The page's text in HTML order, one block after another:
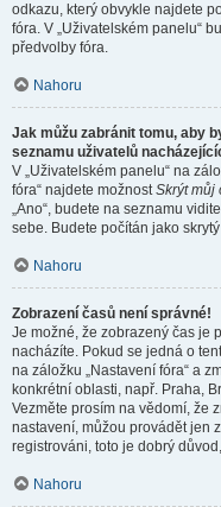
odkazu, který obvykle najdete
fóra. V „Uživatelském panelu“
předvolby fóra.
Nahoru
Jak můžu zabránit tomu, aby
seznamu uživatelů
V „Uživatelském panelu“ na
fóra“ najdete možnostSkrýt můj
„Ano“, budete na seznamu
sebe. Budete počítán jako
Nahoru
Zobrazení časů není správné!
Je možné, že zobrazený čas je
nacházíte. Pokud se jedná o
na záložku „Nastavení fóra“ a
konkrétní oblasti, např. Praha,
Vezměte prosím na vědomí, že
nastavení, můžou provádět jen
registrováni, toto je dobrý
Nahoru